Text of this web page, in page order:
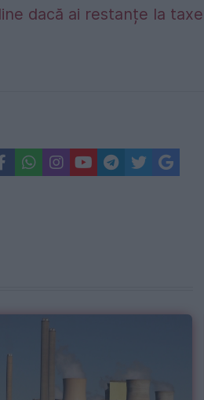
dacă ai restanțe la taxe